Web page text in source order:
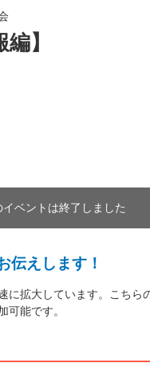
】
イベントは終了しました
伝えします！
拡大しています。こち
能です。